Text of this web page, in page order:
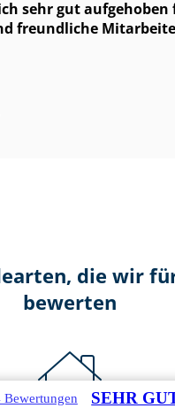
sehr gut
freundliche
die wir
bewerten
Bewertungen SEHR